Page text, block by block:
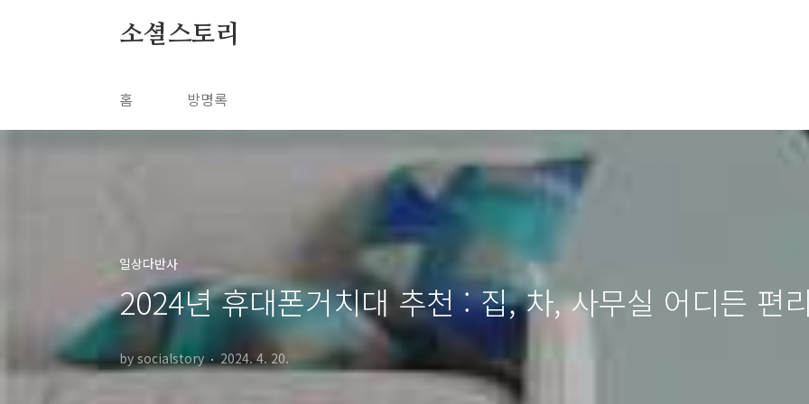
소셜스토리
홈 방명록
일상다반사
2024년 휴대폰거치대 추천 : 집, 차, 사무실 어디든 편
by socialstory 2024. 4. 20.